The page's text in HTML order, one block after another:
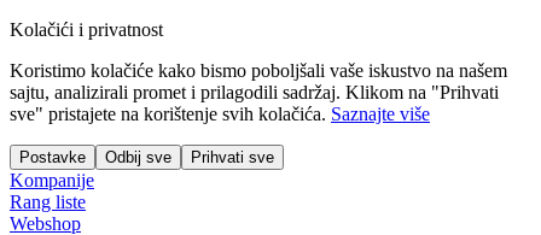
Kolačići i privatnost
Koristimo kolačiće kako bismo poboljšali vaše iskustvo na našem
sajtu, analizirali promet i prilagodili sadržaj. Klikom na "Prihvati
sve" pristajete na korištenje svih kolačića. Saznajte više
Postavke Odbij sve Prihvati sve
Kompanije
Rang liste
Webshop